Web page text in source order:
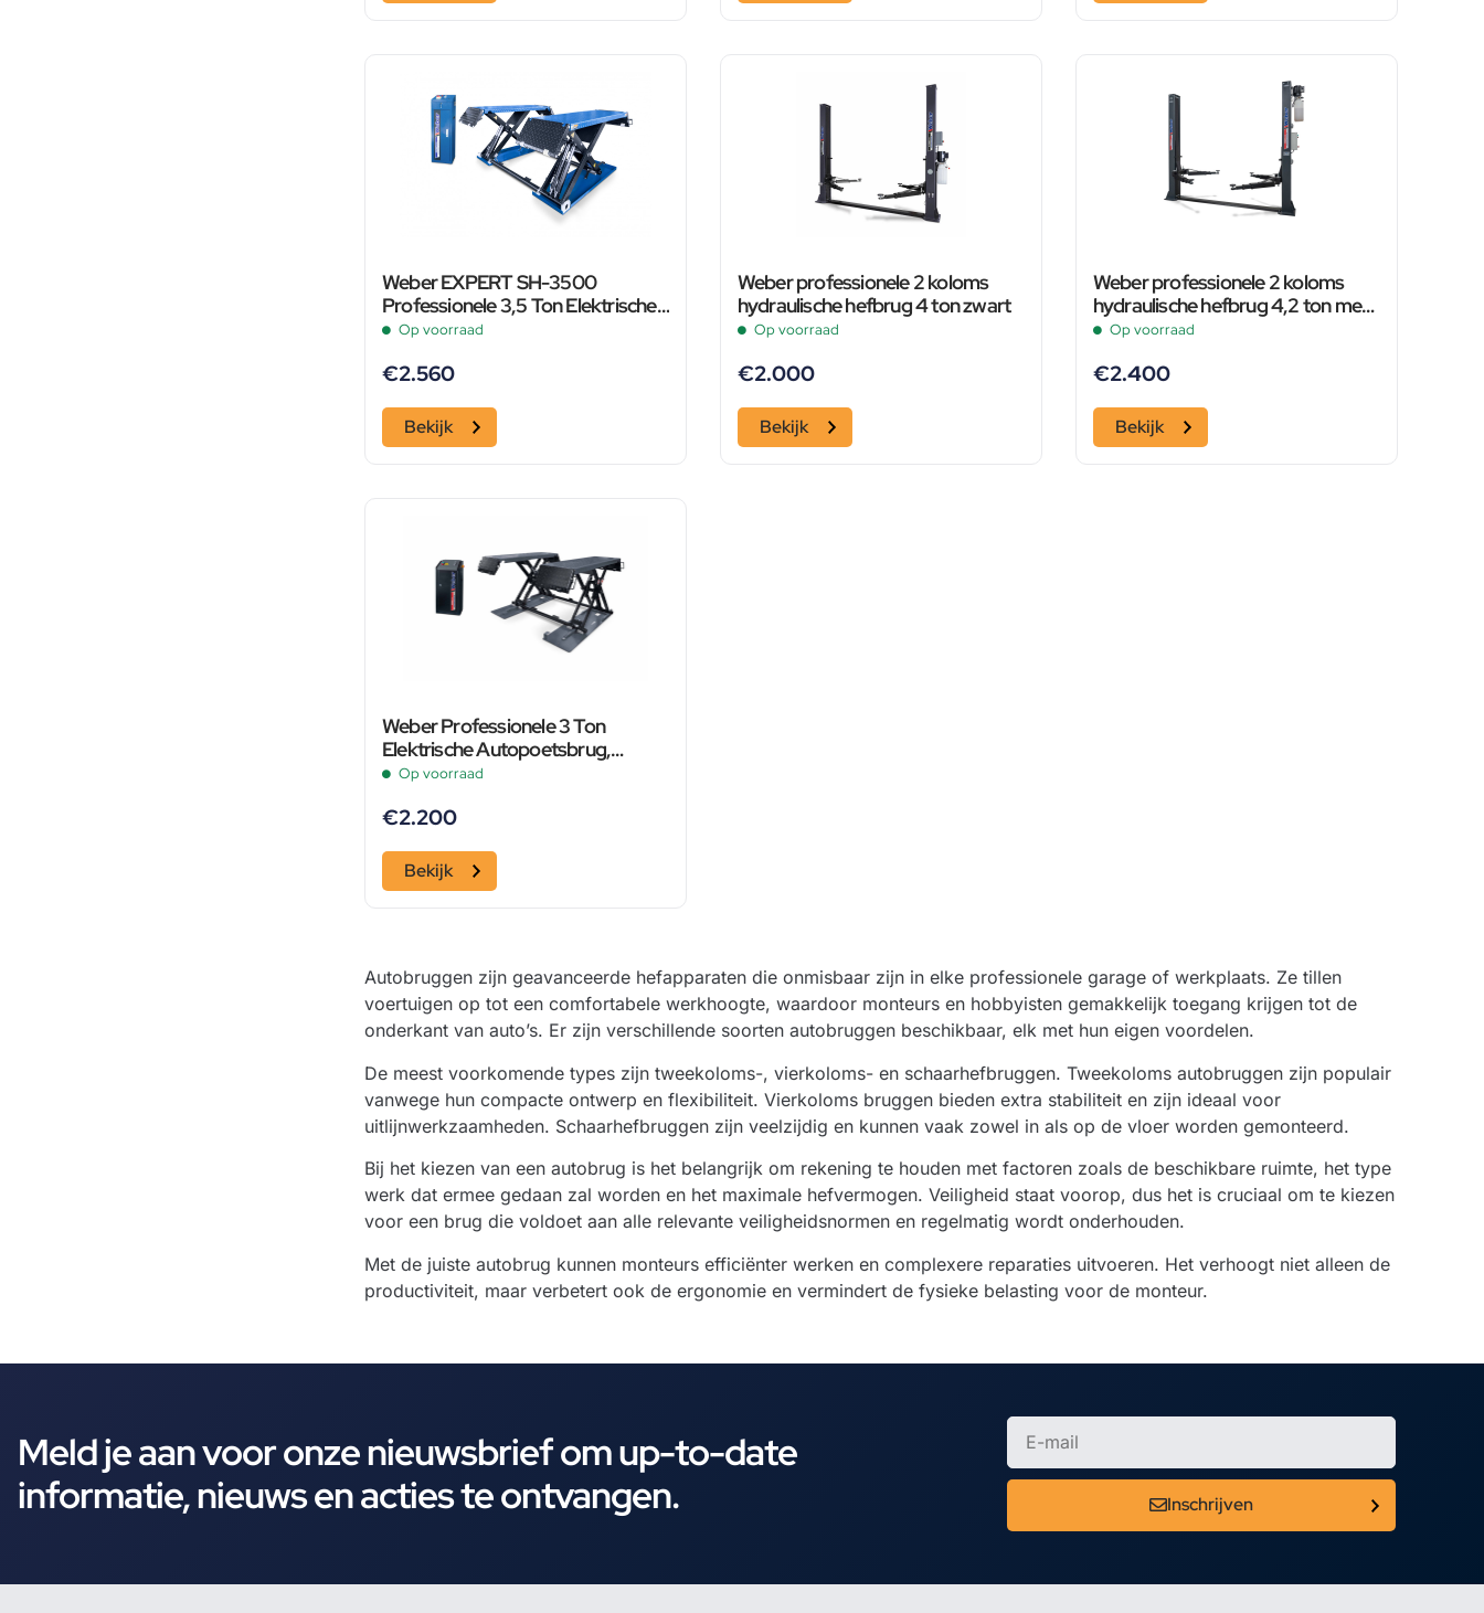
Weber EXPERT SH-3500
Professionele 3,5 Ton Elektrische
Autopoetsbrug, Poetsbrug,
Op voorraad
€2.560
Bekijk
Weber professionele 2 koloms
hydraulische hefbrug 4 ton zwart
Op voorraad
€2.000
Bekijk
Weber professionele 2 koloms
hydraulische hefbrug 4,2 ton met
elektronische ontgrendeling zwart
Op voorraad
€2.400
Bekijk
Weber Professionele 3 Ton
Elektrische Autopoetsbrug,
Poetsbrug, Schaarbrug – 230 Volt
Op voorraad
€2.200
Bekijk
Autobruggen zijn geavanceerde hefapparaten die onmisbaar zijn in elke professionele garage of werkplaats. Ze tillen
voertuigen op tot een comfortabele werkhoogte, waardoor monteurs en hobbyisten gemakkelijk toegang krijgen tot de
onderkant van auto’s. Er zijn verschillende soorten autobruggen beschikbaar, elk met hun eigen voordelen.
De meest voorkomende types zijn tweekoloms-, vierkoloms- en schaarhefbruggen. Tweekoloms autobruggen zijn populair
vanwege hun compacte ontwerp en flexibiliteit. Vierkoloms bruggen bieden extra stabiliteit en zijn ideaal voor
uitlijnwerkzaamheden. Schaarhefbruggen zijn veelzijdig en kunnen vaak zowel in als op de vloer worden gemonteerd.
Bij het kiezen van een autobrug is het belangrijk om rekening te houden met factoren zoals de beschikbare ruimte, het type
werk dat ermee gedaan zal worden en het maximale hefvermogen. Veiligheid staat voorop, dus het is cruciaal om te kiezen
voor een brug die voldoet aan alle relevante veiligheidsnormen en regelmatig wordt onderhouden.
Met de juiste autobrug kunnen monteurs efficiënter werken en complexere reparaties uitvoeren. Het verhoogt niet alleen de
productiviteit, maar verbetert ook de ergonomie en vermindert de fysieke belasting voor de monteur.
Meld je aan voor onze nieuwsbrief om up-to-date
informatie, nieuws en acties te ontvangen.
Inschrijven